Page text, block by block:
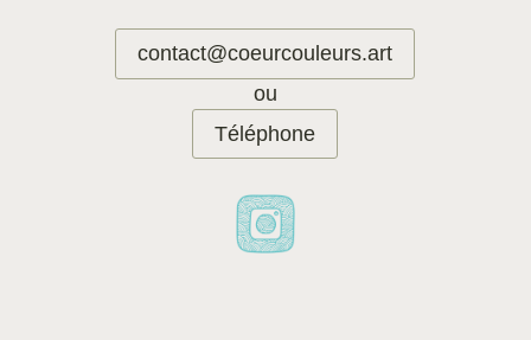
contact@coeurcouleurs.art
ou
Téléphone